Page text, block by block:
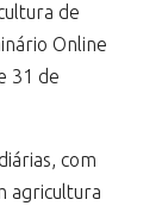
de
Online
31 de
com
agricultura